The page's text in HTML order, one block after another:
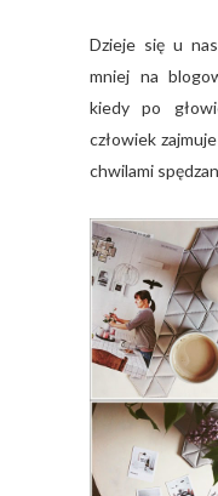
Dzieje się u
mniej na
kiedy po
człowiek
chwilami